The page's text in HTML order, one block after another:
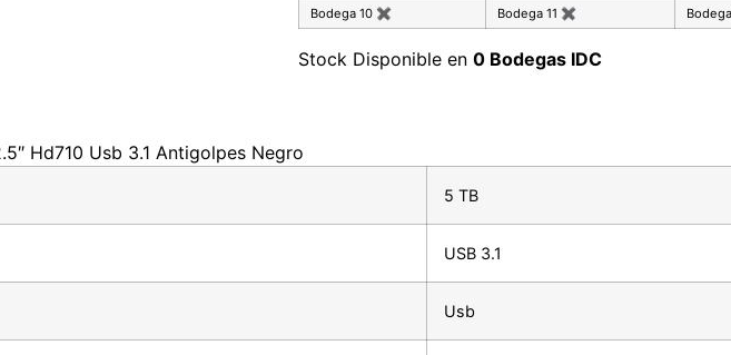
Bodega 10 ✖ Bodega 11 ✖
Stock Disponible en 0 Bodegas IDC
Hd710 Usb 3.1 Antigolpes Negro
5 TB
USB 3.1
Usb